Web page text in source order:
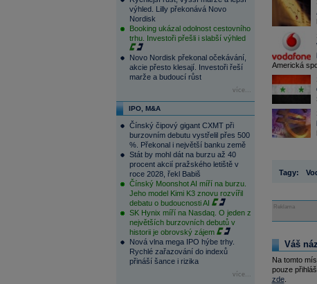
výhled. Lilly překonává Novo
Nordisk
Booking ukázal odolnost cestovního
trhu. Investoři přešli i slabší výhled
Novo Nordisk překonal očekávání,
akcie přesto klesají. Investoři řeší
marže a budoucí růst
více...
IPO, M&A
Čínský čipový gigant CXMT při
burzovním debutu vystřelil přes 500
%. Překonal i největší banku země
Stát by mohl dát na burzu až 40
procent akcií pražského letiště v
roce 2028, řekl Babiš
Čínský Moonshot AI míří na burzu.
Jeho model Kimi K3 znovu rozvířil
debatu o budoucnosti AI
SK Hynix míří na Nasdaq. O jeden z
největších burzovních debutů v
historii je obrovský zájem
Nová vlna mega IPO hýbe trhy.
Rychlé zařazování do indexů
přináší šance i rizika
více...
Americká
Tagy:
Reklama
Váš
Na tomto
pouze
zde.